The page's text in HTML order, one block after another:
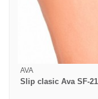
AVA
Slip clasic Ava SF-